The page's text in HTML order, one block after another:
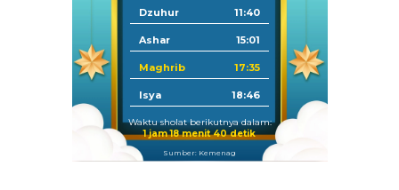
Dzuhur 11:40
Ashar 15:01
Maghrib 17:35
Isya 18:46
Waktu sholat berikutnya dalam:
1 jam 18 menit 39 detik
Sumber: Kemenag